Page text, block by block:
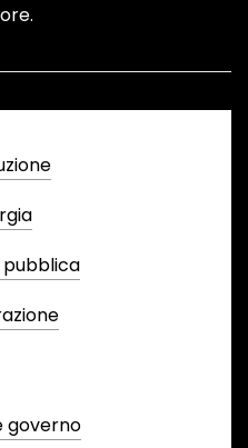
pubblica
governo